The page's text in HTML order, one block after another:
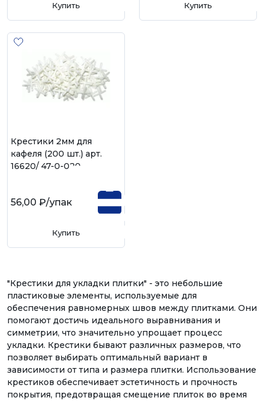
Купить Купить
Крестики 2мм для
кафеля (200 шт.) арт.
16620/ 47-0-020
56,00 ₽/упак
Купить
"Крестики для укладки плитки" - это небольшие
пластиковые элементы, используемые для
обеспечения равномерных швов между плитками. Они
помогают достичь идеального выравнивания и
симметрии, что значительно упрощает процесс
укладки. Крестики бывают различных размеров, что
позволяет выбирать оптимальный вариант в
зависимости от типа и размера плитки. Использование
крестиков обеспечивает эстетичность и прочность
покрытия, предотвращая смещение плиток во время